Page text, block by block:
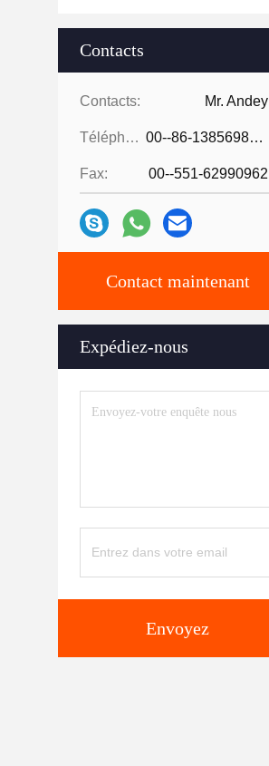
Contacts
Contacts: Mr. Andey
Téléphone: 00--86-13856986218
Fax: 00--551-62990962
Contact maintenant
Expédiez-nous
Envoyez